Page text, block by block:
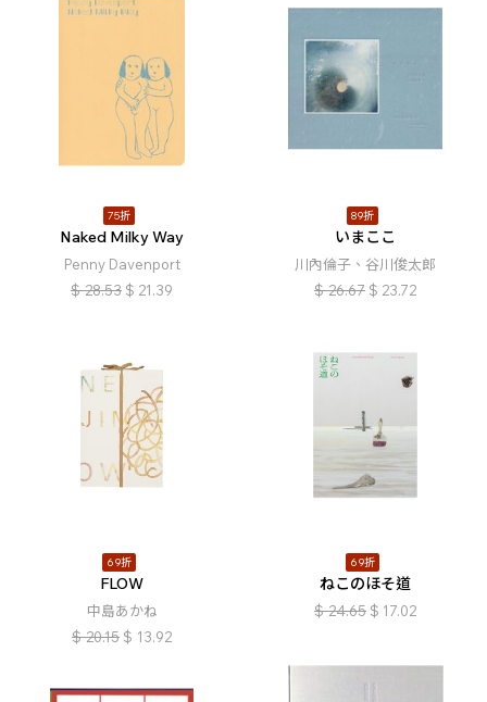
75折
Naked Milky Way
Penny Davenport
$ 28.53 $ 21.39
89折
いまここ
川內倫子、谷川俊太郎
$ 26.67 $ 23.72
69折
FLOW
中島あかね
$ 20.15 $ 13.92
69折
ねこのほそ道
$ 24.65 $ 17.02